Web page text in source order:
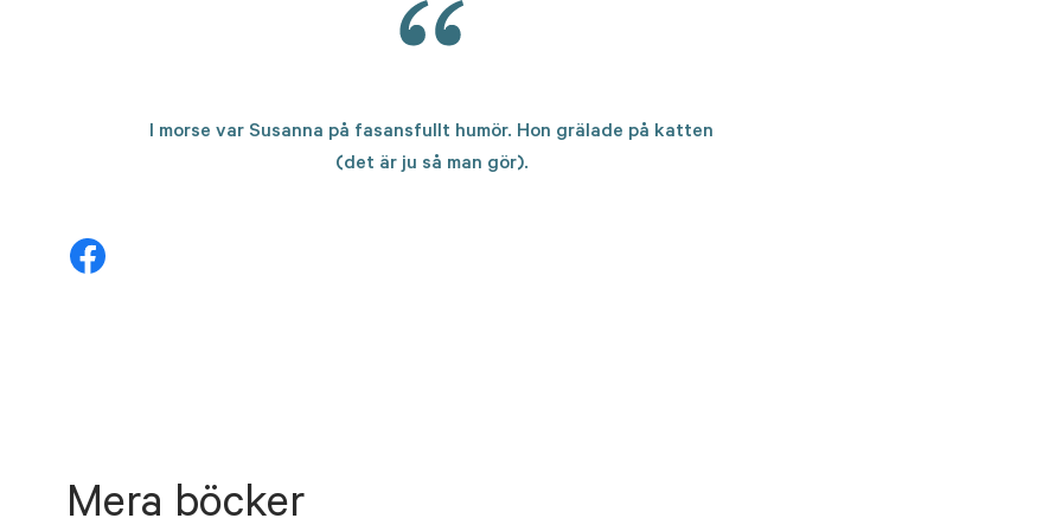
I morse var Susanna på fasansfullt humör. Hon grälade på katten
(det är ju så man gör).
Mera böcker